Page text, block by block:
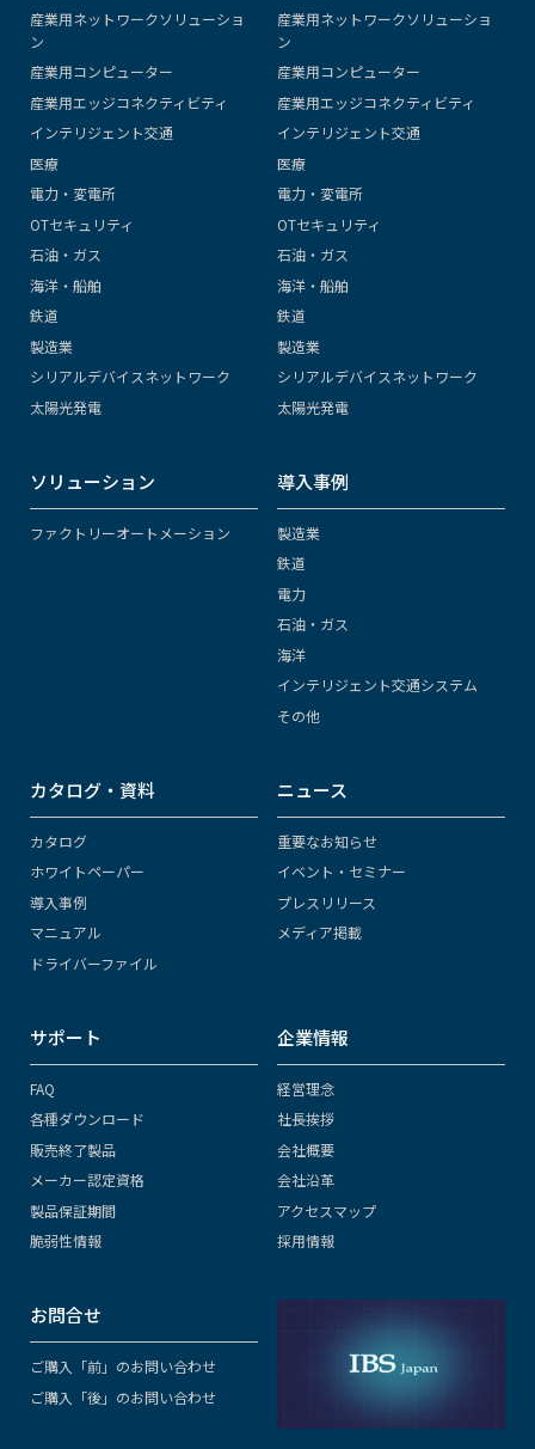
産業用ネットワークソリューショ
ン
産業用コンピューター
産業用エッジコネクティビティ
インテリジェント交通
医療
電力・変電所
OTセキュリティ
石油・ガス
海洋・船舶
鉄道
製造業
シリアルデバイスネットワーク
太陽光発電
産業用ネットワークソリューショ
ン
産業用コンピューター
産業用エッジコネクティビティ
インテリジェント交通
医療
電力・変電所
OTセキュリティ
石油・ガス
海洋・船舶
鉄道
製造業
シリアルデバイスネットワーク
太陽光発電
ソリューション
ファクトリーオートメーション
導入事例
製造業
鉄道
電力
石油・ガス
海洋
インテリジェント交通システム
その他
カタログ・資料
カタログ
ホワイトペーパー
導入事例
マニュアル
ドライバーファイル
ニュース
重要なお知らせ
イベント・セミナー
プレスリリース
メディア掲載
サポート
FAQ
各種ダウンロード
販売終了製品
メーカー認定資格
製品保証期間
脆弱性情報
企業情報
経営理念
社長挨拶
会社概要
会社沿革
アクセスマップ
採用情報
お問合せ
ご購入「前」のお問い合わせ
ご購入「後」のお問い合わせ